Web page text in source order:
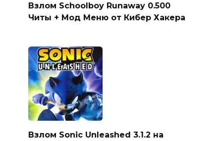
Взлом Schoolboy Runaway 0.500
Читы + Мод Меню от Кибер Хакера
Взлом Sonic Unleashed 3.1.2 на